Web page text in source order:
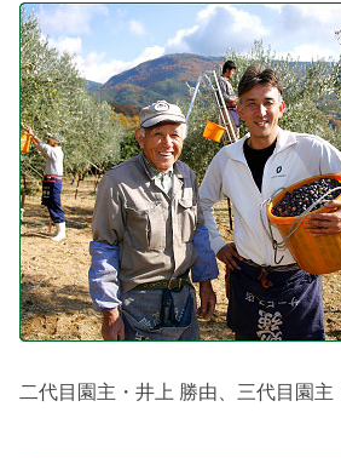
二代目園主・井上 勝由、三代目園主